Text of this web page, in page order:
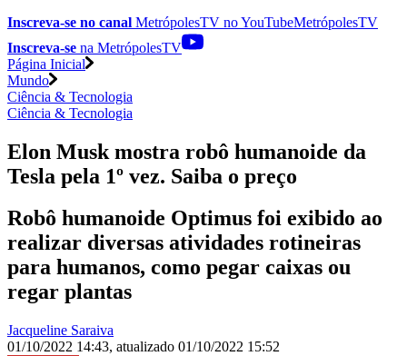
Inscreva-se no canal MetrópolesTV noYouTubeMetrópolesTV
Inscreva-se na MetrópolesTV
Página Inicial
Mundo
Ciência & Tecnologia
Ciência & Tecnologia
Elon Musk mostra robô humanoide da
Tesla pela 1º vez. Saiba o preço
Robô humanoide Optimus foi exibido ao
realizar diversas atividades rotineiras
para humanos, como pegar caixas ou
regar plantas
Jacqueline Saraiva
01/10/2022 14:43, atualizado 01/10/2022 15:52